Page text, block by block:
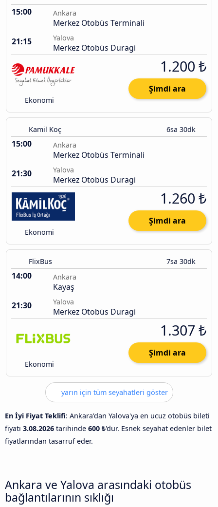
15:00 Ankara
Merkez Otobüs Terminali
21:15
Yalova
Merkez Otobüs Duragi
Ekonomi
1.200 ₺
Şimdi ara
Kamil Koç 6sa 30dk
15:00 Ankara
Merkez Otobüs Terminali
21:30
Yalova
Merkez Otobüs Duragi
Ekonomi
1.260 ₺
Şimdi ara
FlixBus 7sa 30dk
14:00 Ankara
Kayaş
21:30
Yalova
Merkez Otobüs Duragi
Ekonomi
1.307 ₺
Şimdi ara
yarın için tüm seyahatleri göster
En İyi Fiyat Teklifi: Ankara'dan Yalova'ya en ucuz otobüs bileti
fiyatı 3.08.2026 tarihinde 600 ₺'dur. Esnek seyahat edenler bilet
fiyatlarından tasarruf eder.
Ankara ve Yalova arasındaki otobüs
bağlantılarının sıklığı